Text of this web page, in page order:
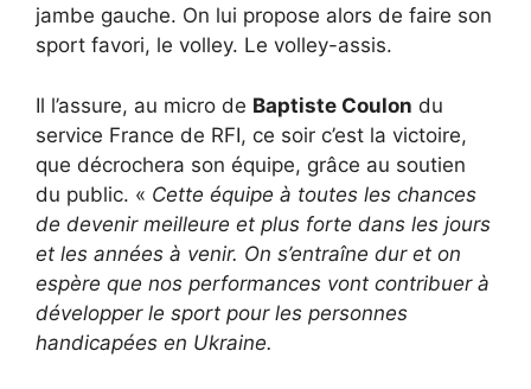
jambe gauche. On lui propose alors de faire son
sport favori, le volley. Le volley-assis.
Il l’assure, au micro de Baptiste Coulon du
service France de RFI, ce soir c’est la victoire,
que décrochera son équipe, grâce au soutien
du public. « Cette équipe à toutes les chances
de devenir meilleure et plus forte dans les jours
et les années à venir. On s’entraîne dur et on
espère que nos performances vont contribuer à
développer le sport pour les personnes
handicapées en Ukraine.